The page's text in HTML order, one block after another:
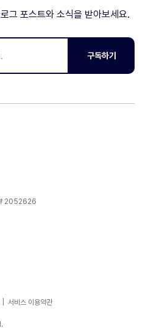
그 포스트와 소식을 받아보세요.
구독하기
2052626
서비스 이용약관